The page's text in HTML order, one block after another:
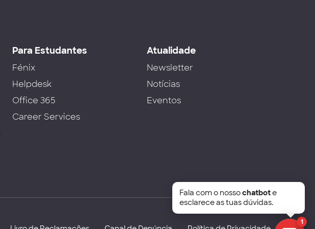
Para Estudantes
Fénix
Helpdesk
Office 365
Career Services
Atualidade
Newsletter
Notícias
Eventos
1
Fala com o nossochatbote
esclarece as tuas dúvidas.